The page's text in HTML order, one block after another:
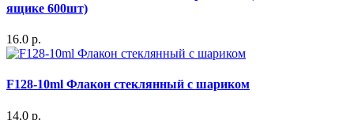
ящике 600шт)
16.0 р.
F128-10ml Флакон стеклянный с шариком
14.0 р.